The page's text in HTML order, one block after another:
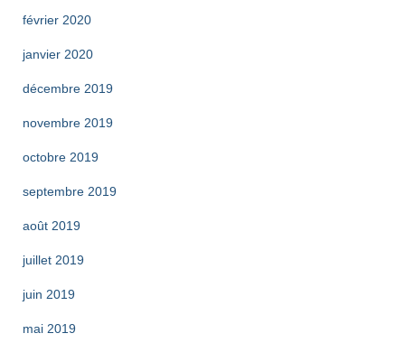
février 2020
janvier 2020
décembre 2019
novembre 2019
octobre 2019
septembre 2019
août 2019
juillet 2019
juin 2019
mai 2019